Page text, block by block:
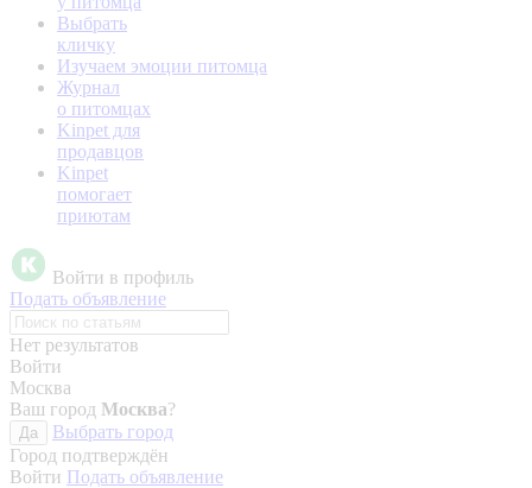
Выбрать
кличку
Изучаем эмоции питомца
Журнал
о питомцах
Kinpet для
продавцов
Kinpet
помогает
приютам
Войти в профиль
Подать объявление
Нет результатов
Войти
Москва
Ваш город Москва?
Да
Выбрать город
Город подтверждён
Войти Подать объявление